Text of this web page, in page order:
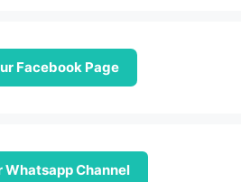
Facebook Page
Whatsapp Channel